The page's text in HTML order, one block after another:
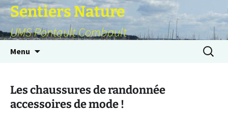
Sentiers Nature
UMS Pontault Combault
Menu
Les chaussures de randonnée
accessoires de mode !